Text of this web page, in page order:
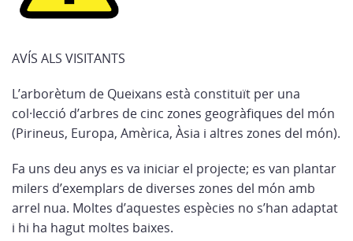
AVÍS ALS VISITANTS
L’arborètum de Queixans està constituït per una
col·lecció d’arbres de cinc zones geogràfiques del món
(Pirineus, Europa, Amèrica, Àsia i altres zones del món).
Fa uns deu anys es va iniciar el projecte; es van plantar
milers d’exemplars de diverses zones del món amb
arrel nua. Moltes d’aquestes espècies no s’han adaptat
i hi ha hagut moltes baixes.